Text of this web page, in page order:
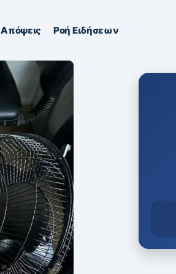
Απόψεις Ροή Ειδήσεων